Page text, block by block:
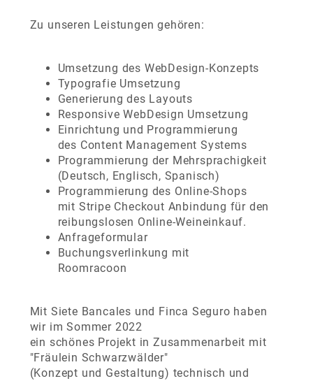
Zu unseren Leistungen gehören:
Umsetzung des WebDesign-Konzepts
Typografie Umsetzung
Generierung des Layouts
Responsive WebDesign Umsetzung
Einrichtung und Programmierung
des Content Management Systems
Programmierung der Mehrsprachigkeit
(Deutsch, Englisch, Spanisch)
Programmierung des Online-Shops
mit Stripe Checkout Anbindung für den
reibungslosen Online-Weineinkauf.
Anfrageformular
Buchungsverlinkung mit
Roomracoon
Mit Siete Bancales und Finca Seguro haben
wir im Sommer 2022
ein schönes Projekt in Zusammenarbeit mit
"Fräulein Schwarzwälder"
(Konzept und Gestaltung) technisch und